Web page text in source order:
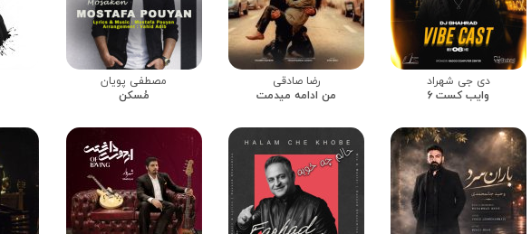
دی جی شهراد
وایب کست 6
رضا صادقی
من ادامه میدمت
مصطفی پویان
مُسکن